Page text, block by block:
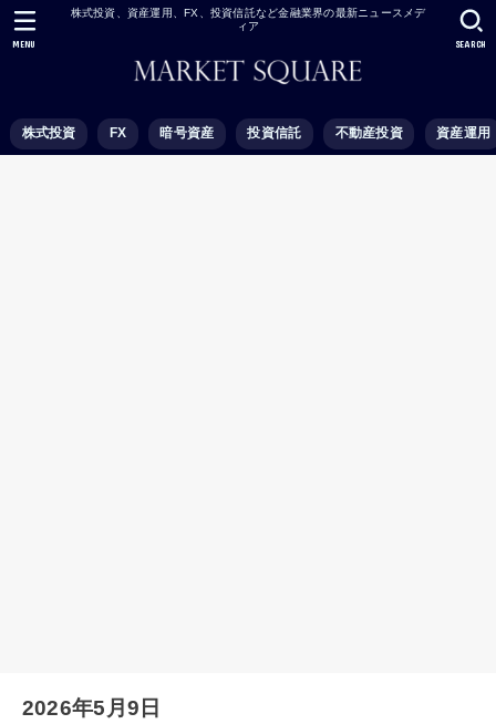
株式投資、資産運用、FX、投資信託など金融業界の最新ニュースメデ
ィア
株式投資 FX 暗号資産 投資信託 不動産投資 資産運用
SEARCH
MENU
2026年5月9日